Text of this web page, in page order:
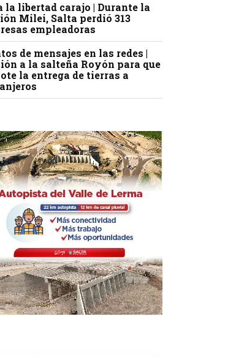
la libertad carajo | Durante la
Milei, Salta perdió 313
empleadoras
de mensajes en las redes |
a la salteña Royón para que
la entrega de tierras a